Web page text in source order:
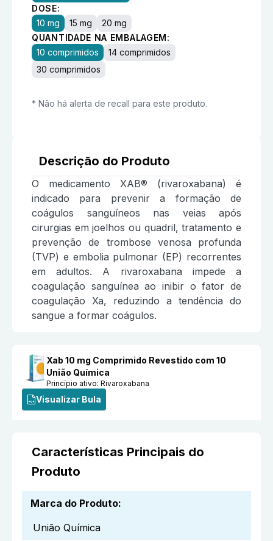
DOSE:
10 mg
15 mg
20 mg
QUANTIDADE NA EMBALAGEM:
10 comprimidos
14 comprimidos
30 comprimidos
* Não há alerta de recall para este produto.
Descrição do Produto
O medicamento XAB® (rivaroxabana) é
indicado para prevenir a formação de
coágulos sanguíneos nas veias após
cirurgias em joelhos ou quadril, tratamento e
prevenção de trombose venosa profunda
(TVP) e embolia pulmonar (EP) recorrentes
em adultos. A rivaroxabana impede a
coagulação sanguínea ao inibir o fator de
coagulação Xa, reduzindo a tendência do
sangue a formar coágulos.
Xab 10 mg Comprimido Revestido com 10
União Química
Princípio ativo:Rivaroxabana
Visualizar Bula
Características Principais do
Produto
Marca do Produto:
União Química